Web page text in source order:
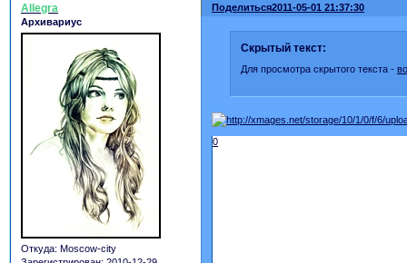
Поделиться2011-05-01 21:37:30
Allegra
Архивариус
Откуда: Moscow-city
Скрытый текст:
Для просмотра скрытого текста -
0